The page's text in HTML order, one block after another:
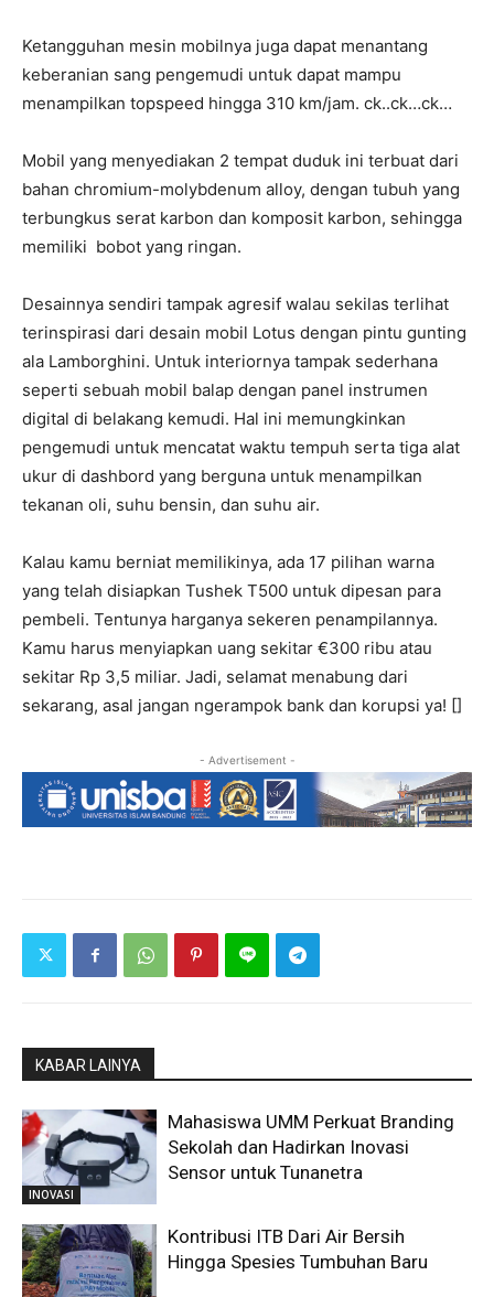
Ketangguhan mesin mobilnya juga dapat menantang
keberanian sang pengemudi untuk dapat mampu
menampilkan topspeed hingga 310 km/jam. ck..ck…ck…
Mobil yang menyediakan 2 tempat duduk ini terbuat dari
bahan chromium-molybdenum alloy, dengan tubuh yang
terbungkus serat karbon dan komposit karbon, sehingga
memiliki bobot yang ringan.
Desainnya sendiri tampak agresif walau sekilas terlihat
terinspirasi dari desain mobil Lotus dengan pintu gunting
ala Lamborghini. Untuk interiornya tampak sederhana
seperti sebuah mobil balap dengan panel instrumen
digital di belakang kemudi. Hal ini memungkinkan
pengemudi untuk mencatat waktu tempuh serta tiga alat
ukur di dashbord yang berguna untuk menampilkan
tekanan oli, suhu bensin, dan suhu air.
Kalau kamu berniat memilikinya, ada 17 pilihan warna
yang telah disiapkan Tushek T500 untuk dipesan para
pembeli. Tentunya harganya sekeren penampilannya.
Kamu harus menyiapkan uang sekitar €300 ribu atau
sekitar Rp 3,5 miliar. Jadi, selamat menabung dari
sekarang, asal jangan ngerampok bank dan korupsi ya! []
- Advertisement -
KABAR LAINYA
INOVASI
Mahasiswa UMM Perkuat Branding
Sekolah dan Hadirkan Inovasi
Sensor untuk Tunanetra
Kontribusi ITB Dari Air Bersih
Hingga Spesies Tumbuhan Baru